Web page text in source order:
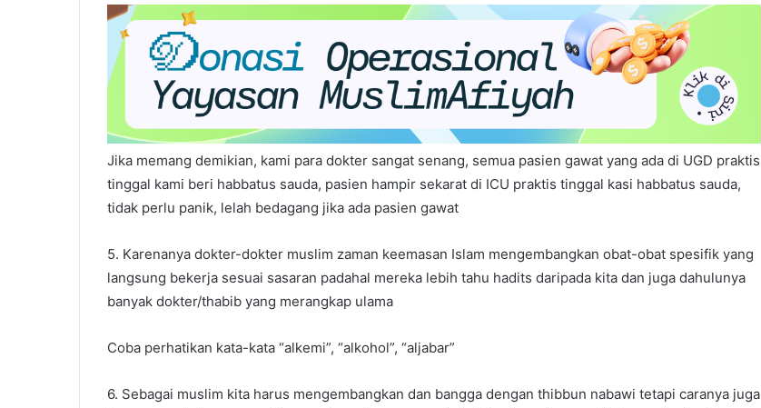
Jika memang demikian, kami para dokter sangat senang, semua pasien gawat yang ada di UGD praktis
tinggal kami beri habbatus sauda, pasien hampir sekarat di ICU praktis tinggal kasi habbatus sauda,
tidak perlu panik, lelah bedagang jika ada pasien gawat
5. Karenanya dokter-dokter muslim zaman keemasan Islam mengembangkan obat-obat spesifik yang
langsung bekerja sesuai sasaran padahal mereka lebih tahu hadits daripada kita dan juga dahulunya
banyak dokter/thabib yang merangkap ulama
Coba perhatikan kata-kata “alkemi”, “alkohol”, “aljabar”
6. Sebagai muslim kita harus mengembangkan dan bangga dengan thibbun nabawi tetapi caranya juga